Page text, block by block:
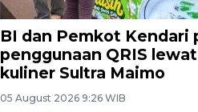
BI dan Pemkot Kendari
penggunaan QRIS
kuliner Sultra Maimo
05 August 2026 9:26 WIB